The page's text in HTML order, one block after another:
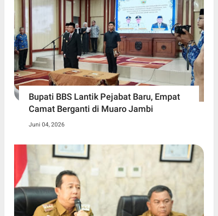
Bupati BBS Lantik Pejabat Baru, Empat
Camat Berganti di Muaro Jambi
Juni 04, 2026